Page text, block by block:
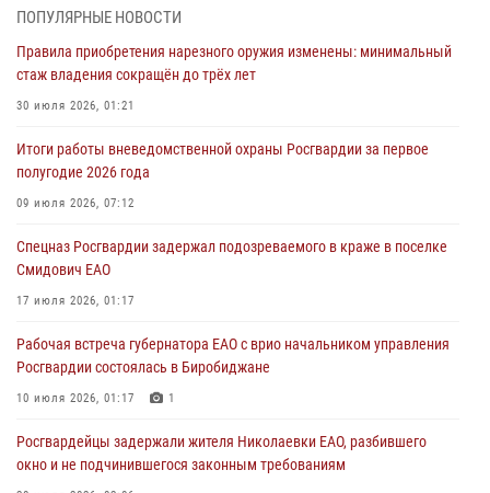
Российской Федерации
В Росгвардии вспоминают российских воинов, погибших в Первой
мировой войне 1914-1918 годов
Внесены изменения в правила проведения контрольного отстрела
гражданского оружия
Правила приобретения нарезного оружия изменены: минимальный
стаж владения сокращён до трёх лет
ПОПУЛЯРНЫЕ НОВОСТИ
Правила приобретения нарезного оружия изменены: минимальный
стаж владения сокращён до трёх лет
30 июля 2026, 01:21
Итоги работы вневедомственной охраны Росгвардии за первое
полугодие 2026 года
09 июля 2026, 07:12
Спецназ Росгвардии задержал подозреваемого в краже в поселке
Смидович ЕАО
17 июля 2026, 01:17
Рабочая встреча губернатора ЕАО с врио начальником управления
Росгвардии состоялась в Биробиджане
10 июля 2026, 01:17 1
Росгвардейцы задержали жителя Николаевки ЕАО, разбившего
окно и не подчинившегося законным требованиям